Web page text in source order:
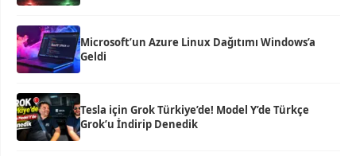
Microsoft’un Azure Linux Dağıtımı Windows’a
Geldi
Tesla için Grok Türkiye’de! Model Y’de Türkçe
Grok’u İndirip Denedik